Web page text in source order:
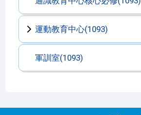
運動教育中心(1093)
軍訓室(1093)